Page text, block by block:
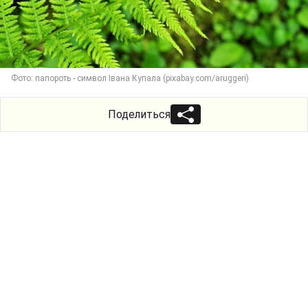
Фото: папороть - символ Івана Купала (pixabay.com/aruggeri)
Поделиться